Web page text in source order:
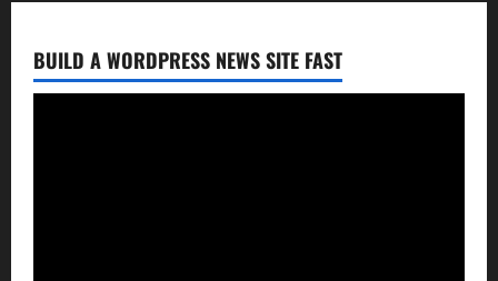
BUILD A WORDPRESS NEWS SITE FAST